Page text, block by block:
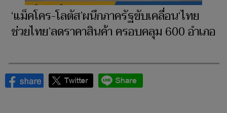
‘แม็คโคร-โลตัส’ผนึกภาครัฐขับเคลื่อน‘ไทย
ช่วยไทย’ลดราคาสินค้า ครอบคลุม 600 อำเภอ